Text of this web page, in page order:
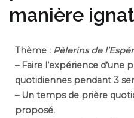
manière
Thème : Pèlerins de
– Faire l’expérience d’une
quotidiennes pendant 3
– Un temps de prière
proposé.